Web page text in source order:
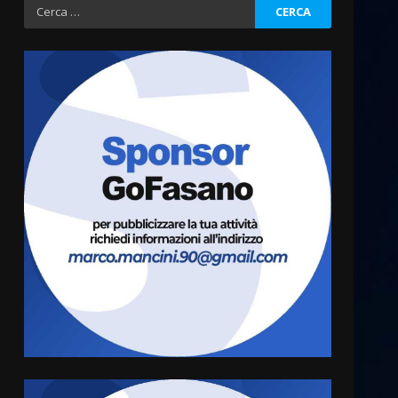
Ricerca
per:
Cura dei beni comuni e
cittadinanza attiva: online
l’avviso per la gestione
condivisa della Villetta di
Laureto
6 Agosto 2026 06:20
4
La magia del Minareto e la
prima assoluta de “L’Albergo
Belvedere. Il rapimento”
5
Serie D, l’Us Fasano è
escluso dal campionato